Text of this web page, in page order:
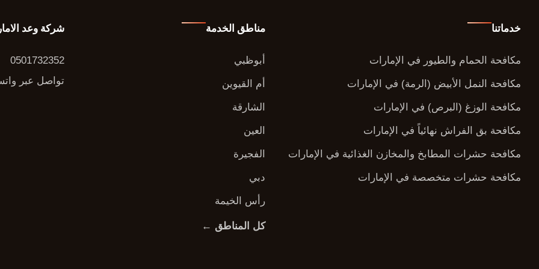
خدماتنا
مكافحة الحمام والطيور في الإمارات
مكافحة النمل الأبيض (الرمة) في الإمارات
مكافحة الوزغ (البرص) في الإمارات
مكافحة بق الفراش نهائياً في الإمارات
مكافحة حشرات المطابخ والمخازن الغذائية في الإمارات
مكافحة حشرات متخصصة في الإمارات
مناطق الخدمة
أبوظبي
أم القيوين
الشارقة
العين
الفجيرة
دبي
رأس الخيمة
كل المناطق ←
شركة وعد
0501732352
تواصل عبر